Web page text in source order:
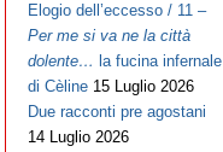
Elogio dell’eccesso / 11 –
Per me si va ne la città
dolente… la fucina infernale
di Cèline 15 Luglio 2026
Due racconti pre agostani
14 Luglio 2026